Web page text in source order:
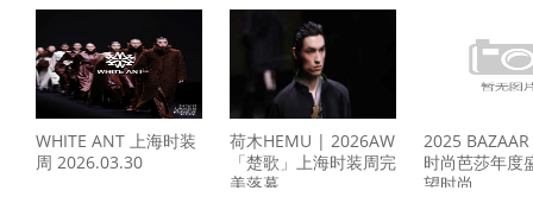
WHITE ANT 上海时装
周 2026.03.30
荷木HEMU | 2026AW
「楚歌」上海时装周完
美落幕
2025
时尚芭莎年度
望时尚